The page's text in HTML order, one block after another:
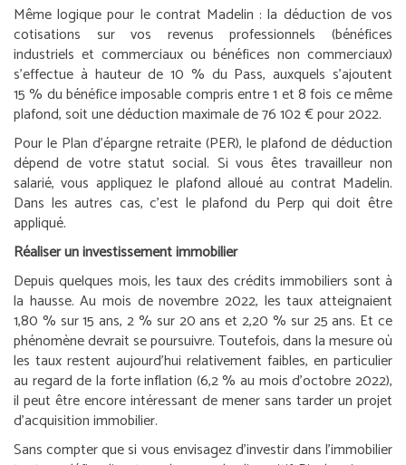
Même logique pour le contrat Madelin : la déduction de vos
cotisations sur vos revenus professionnels (bénéfices
industriels et commerciaux ou bénéfices non commerciaux)
s’effectue à hauteur de 10 % du Pass, auxquels s’ajoutent
15 % du bénéfice imposable compris entre 1 et 8 fois ce même
plafond, soit une déduction maximale de 76 102 € pour 2022.
Pour le Plan d’épargne retraite (PER), le plafond de déduction
dépend de votre statut social. Si vous êtes travailleur non
salarié, vous appliquez le plafond alloué au contrat Madelin.
Dans les autres cas, c’est le plafond du Perp qui doit être
appliqué.
Réaliser un investissement immobilier
Depuis quelques mois, les taux des crédits immobiliers sont à
la hausse. Au mois de novembre 2022, les taux atteignaient
1,80 % sur 15 ans, 2 % sur 20 ans et 2,20 % sur 25 ans. Et ce
phénomène devrait se poursuivre. Toutefois, dans la mesure où
les taux restent aujourd’hui relativement faibles, en particulier
au regard de la forte inflation (6,2 % au mois d’octobre 2022),
il peut être encore intéressant de mener sans tarder un projet
d’acquisition immobilier.
Sans compter que si vous envisagez d’investir dans l’immobilier